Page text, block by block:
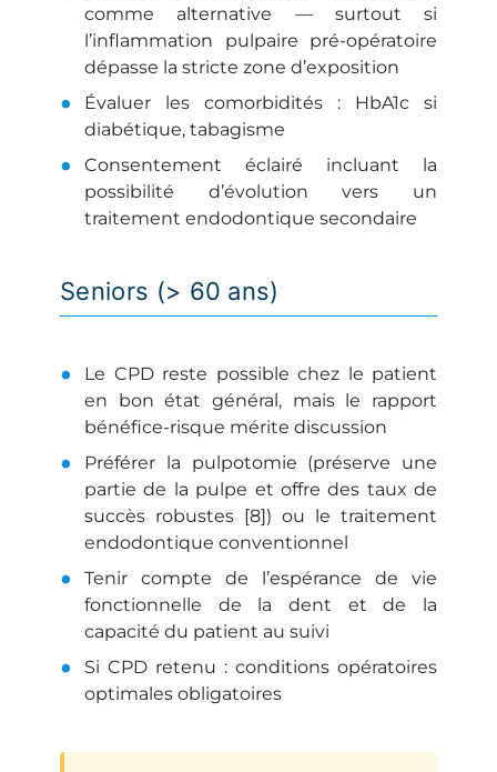
comme alternative — surtout si
l’inflammation pulpaire pré-opératoire
dépasse la stricte zone d’exposition
Évaluer les comorbidités : HbA1c si
diabétique, tabagisme
Consentement éclairé incluant la
possibilité d’évolution vers un
traitement endodontique secondaire
Seniors (> 60 ans)
Le CPD reste possible chez le patient
en bon état général, mais le rapport
bénéfice-risque mérite discussion
Préférer la pulpotomie (préserve une
partie de la pulpe et offre des taux de
succès robustes [8]) ou le traitement
endodontique conventionnel
Tenir compte de l’espérance de vie
fonctionnelle de la dent et de la
capacité du patient au suivi
Si CPD retenu : conditions opératoires
optimales obligatoires